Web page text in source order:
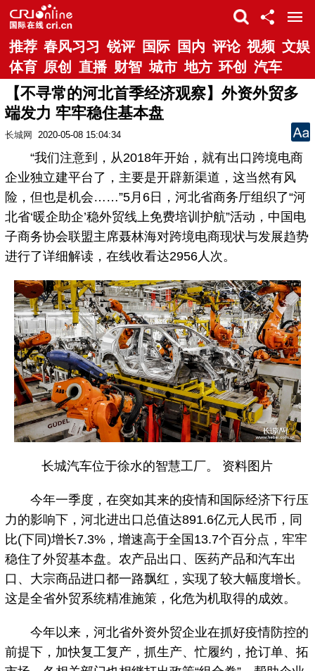
推荐 春风习习 锐评 国际 国内 评论 视频 文娱
体育 原创 直播 财智 城市 地方 环创 汽车
【不寻常的河北首季经济观察】外资外贸多
端发力 牢牢稳住基本盘
长城网 2020-05-08 15:04:34
“我们注意到，从2018年开始，就有出口跨境电商
企业独立建平台了，主要是开辟新渠道，这当然有风
险，但也是机会……”5月6日，河北省商务厅组织了“河
北省‘暖企助企’稳外贸线上免费培训护航”活动，中国电
子商务协会联盟主席聂林海对跨境电商现状与发展趋势
进行了详细解读，在线收看达2956人次。
长城汽车位于徐水的智慧工厂。 资料图片
今年一季度，在突如其来的疫情和国际经济下行压
力的影响下，河北进出口总值达891.6亿元人民币，同
比(下同)增长7.3%，增速高于全国13.7个百分点，牢牢
稳住了外贸基本盘。农产品出口、医药产品和汽车出
口、大宗商品进口都一路飘红，实现了较大幅度增长。
这是全省外贸系统精准施策，化危为机取得的成效。
今年以来，河北省外资外贸企业在抓好疫情防控的
前提下，加快复工复产，抓生产、忙履约，抢订单、拓